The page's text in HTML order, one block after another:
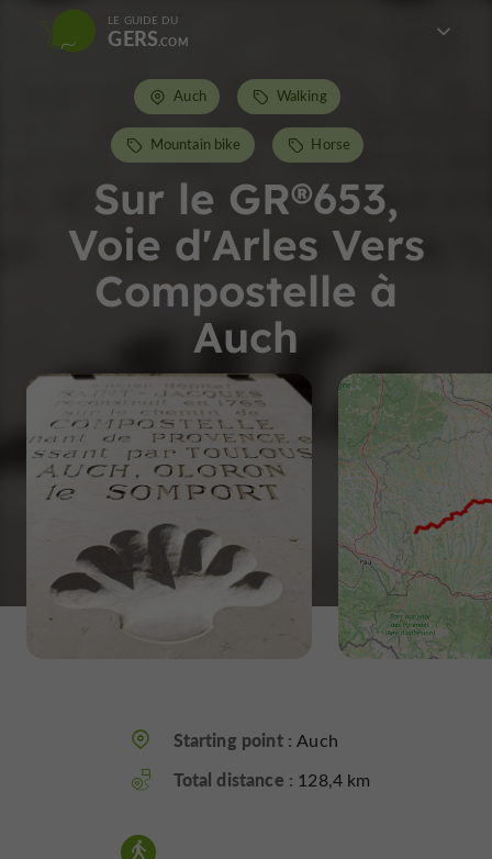
LE GUIDE DU
GERS
Sur le GR®653,
Voie d'Arles Vers
Compostelle à
Auch
Auch Walking
Mountain bike Horse
Starting point :Auch
Total distance : 128,4 km